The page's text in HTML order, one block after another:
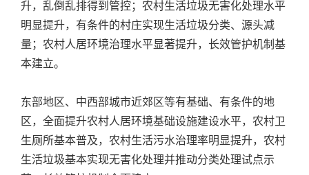
升，乱倒乱排得到管控；农村生活垃圾无害化处理水平
明显提升，有条件的村庄实现生活垃圾分类、源头减
量；农村人居环境治理水平显著提升，长效管护机制基
本建立。
东部地区、中西部城市近郊区等有基础、有条件的地
区，全面提升农村人居环境基础设施建设水平，农村卫
生厕所基本普及，农村生活污水治理率明显提升，农村
生活垃圾基本实现无害化处理并推动分类处理试点示